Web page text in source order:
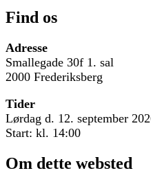
Find os
Adresse
Smallegade 30f 1. sal
2000 Frederiksberg
Tider
Lørdag d. 12. september
Start: kl. 14:00
Om dette websted